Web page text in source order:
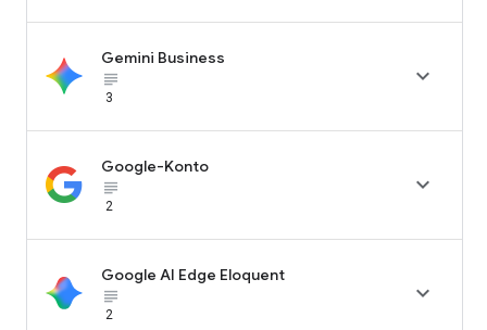
Gemini Business
subject_black
3

Google-Konto
subject_black
2

Google AI Edge Eloquent
subject_black
2
